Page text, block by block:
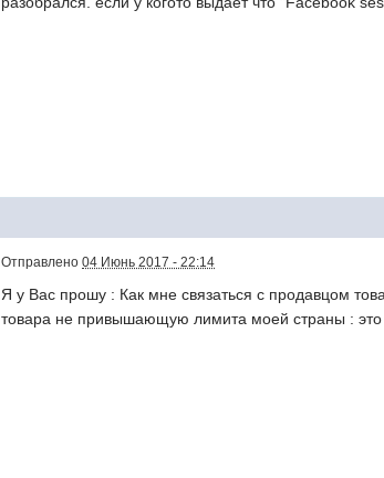
Отправлено04 Июнь 2017 - 22:14
Я у Вас прошу : Как мне связаться с продавцом
товара не привышающую лимита моей страны : это